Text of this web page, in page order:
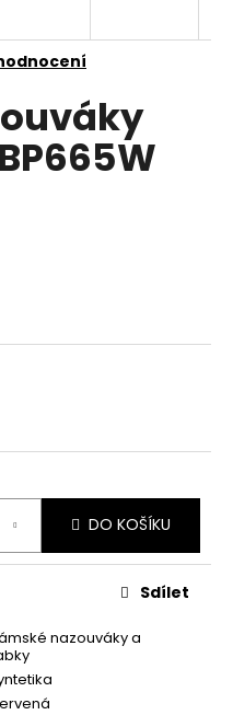
DO KOŠÍKU
nazouváky a
Sdílet